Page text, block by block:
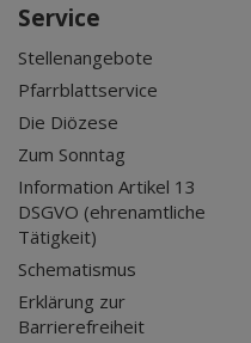
Service
Stellenangebote
Pfarrblattservice
Die Diözese
Zum Sonntag
Information Artikel 13
DSGVO (ehrenamtliche
Tätigkeit)
Schematismus
Erklärung zur
Barrierefreiheit